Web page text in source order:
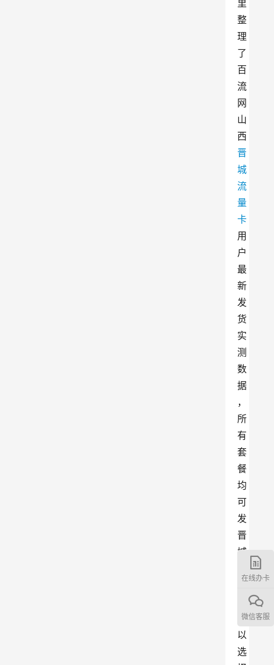
里
整
理
了
百
流
网
山
西
晋
城
流
量
卡
用
户
最
新
发
货
实
测
数
据
，
所
有
套
餐
均
可
发
晋
城
用
可
以
选
在线办卡
微信客服